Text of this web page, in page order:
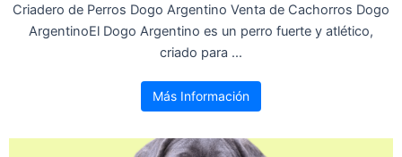
Criadero de Perros Dogo Argentino Venta de Cachorros Dogo
ArgentinoEl Dogo Argentino es un perro fuerte y atlético,
criado para ...
Más Información